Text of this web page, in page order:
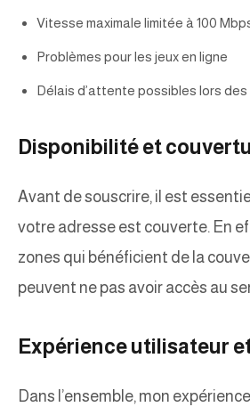
Vitesse maximale limitée à 100
Problèmes pour les jeux en ligne
Délais d’attente possibles lors
Disponibilité et
Avant de souscrire, il est
votre adresse est couverte. En
zones qui bénéficient de la
peuvent ne pas avoir accès au
Expérience utilisateur
Dans l’ensemble, mon